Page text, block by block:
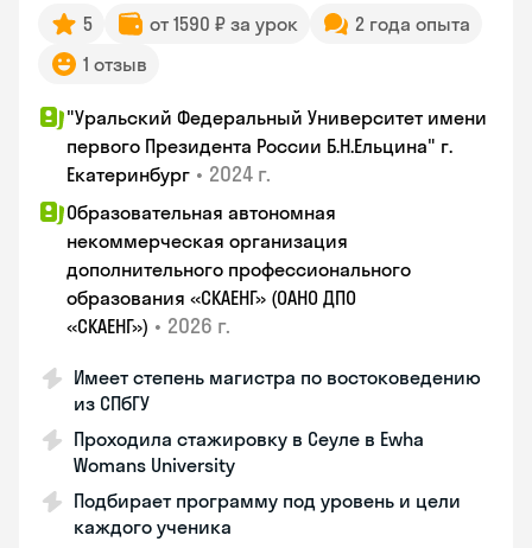
5 от 1590 ₽ за урок
2 года опыта
1 отзыв
"Уральский Федеральный Университет имени
первого Президента России Б.Н.Ельцина" г.
Екатеринбург • 2024 г.
Образовательная автономная
некоммерческая организация
дополнительного профессионального
образования «СКАЕНГ» (ОАНО ДПО
«СКАЕНГ») • 2026 г.
Имеет степень магистра по востоковедению
из СПбГУ
Проходила стажировку в Сеуле в Ewha
Womans University
Подбирает программу под уровень и цели
каждого ученика